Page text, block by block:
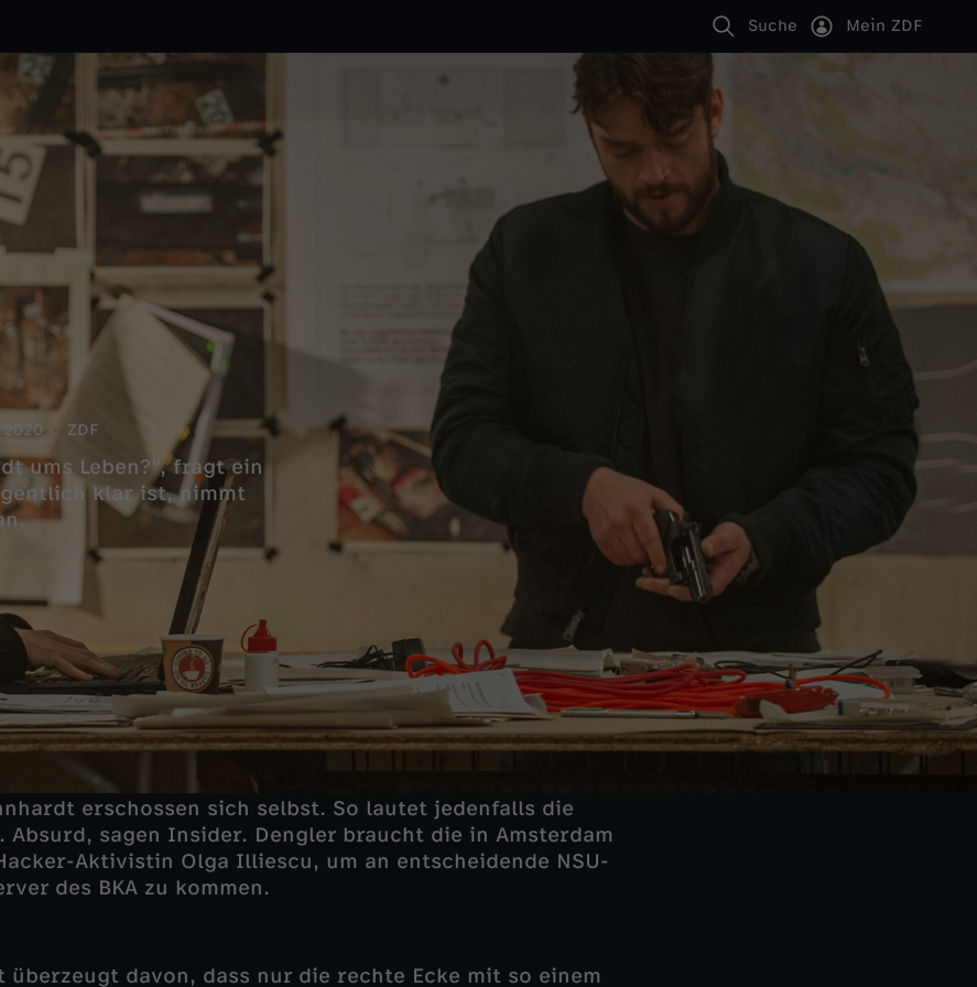
Suche Mein ZDF
2020 ZDF
ums Leben?", fragt ein
klar ist, nimmt
erschossen sich selbst. So lautet jedenfalls die
Absurd, sagen Insider. Dengler braucht die in Amsterdam
Aktivistin Olga Illiescu, um an entscheidende NSU-
des BKA zu kommen.
überzeugt davon, dass nur die rechte Ecke mit so einem